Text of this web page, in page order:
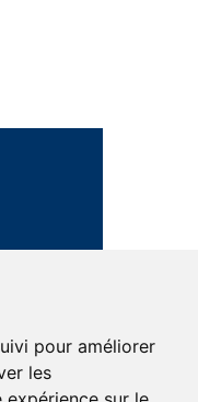
pour améliorer
les